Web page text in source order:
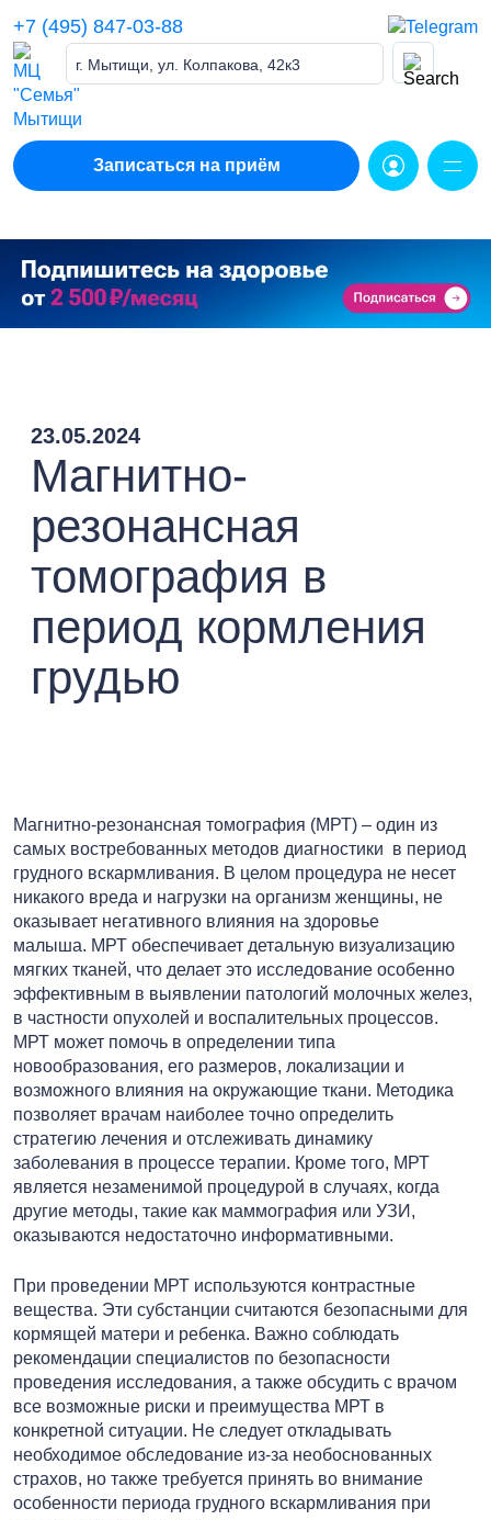
content
+7 (495) 847-03-88
г. Мытищи, ул. Колпакова, 42к3
Записаться на приём
23.05.2024
Магнитно-
резонансная
томография в
период кормления
грудью
Магнитно-резонансная томография (МРТ) – один из
самых востребованных методов диагностики в период
грудного вскармливания. В целом процедура не несет
никакого вреда и нагрузки на организм женщины, не
оказывает негативного влияния на здоровье
малыша. МРТ обеспечивает детальную визуализацию
мягких тканей, что делает это исследование особенно
эффективным в выявлении патологий молочных желез,
в частности опухолей и воспалительных процессов.
МРТ может помочь в определении типа
новообразования, его размеров, локализации и
возможного влияния на окружающие ткани. Методика
позволяет врачам наиболее точно определить
стратегию лечения и отслеживать динамику
заболевания в процессе терапии. Кроме того, МРТ
является незаменимой процедурой в случаях, когда
другие методы, такие как маммография или УЗИ,
оказываются недостаточно информативными.
При проведении МРТ используются контрастные
вещества. Эти субстанции считаются безопасными для
кормящей матери и ребенка. Важно соблюдать
рекомендации специалистов по безопасности
проведения исследования, а также обсудить с врачом
все возможные риски и преимущества МРТ в
конкретной ситуации. Не следует откладывать
необходимое обследование из-за необоснованных
страхов, но также требуется принять во внимание
особенности периода грудного вскармливания при